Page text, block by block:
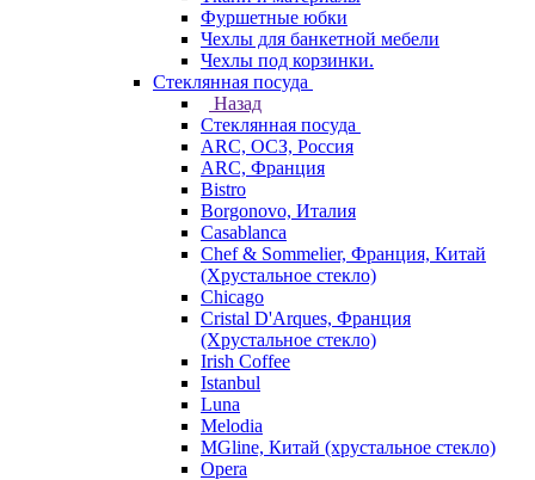
Фуршетные юбки
Чехлы для банкетной мебели
Чехлы под корзинки.
Стеклянная посуда
Назад
Стеклянная посуда
ARC, ОСЗ, Россия
ARC, Франция
Bistro
Borgonovo, Италия
Casablanca
Chef & Sommelier, Франция, Китай
(Хрустальное стекло)
Chicago
Cristal D'Arques, Франция
(Хрустальное стекло)
Irish Coffee
Istanbul
Luna
Melodia
MGline, Китай (хрустальное стекло)
Opera